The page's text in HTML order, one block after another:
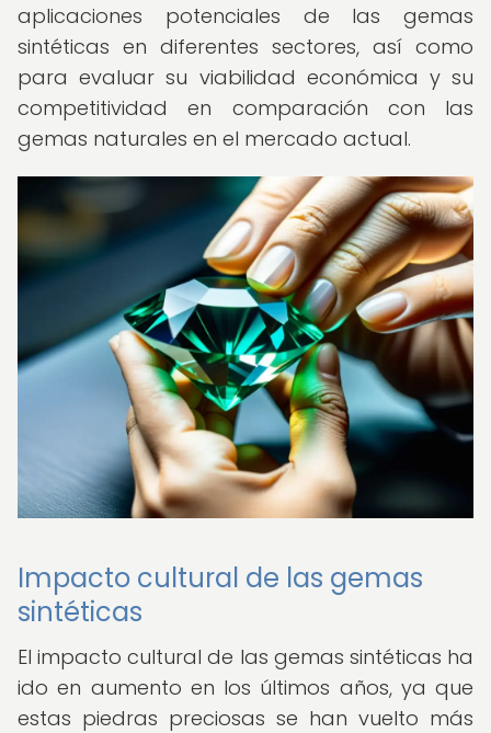
aplicaciones potenciales de las gemas
sintéticas en diferentes sectores, así como
para evaluar su viabilidad económica y su
competitividad en comparación con las
gemas naturales en el mercado actual.
Impacto cultural de las gemas
sintéticas
El impacto cultural de las gemas sintéticas ha
ido en aumento en los últimos años, ya que
estas piedras preciosas se han vuelto más